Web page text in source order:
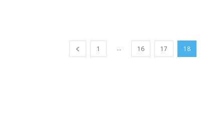
1 ... 16 17 18